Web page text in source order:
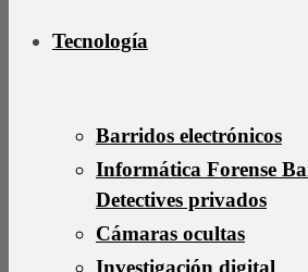
Tecnología
Barridos electrónicos
Informática Forense
Detectives privados
Cámaras ocultas
Investigación digital